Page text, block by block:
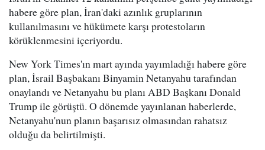
habere göre plan, İran'daki azınlık gruplarının
kullanılmasını ve hükümete karşı protestoların
körüklenmesini içeriyordu.
New York Times'ın mart ayında yayımladığı habere göre
plan, İsrail Başbakanı Binyamin Netanyahu tarafından
onaylandı ve Netanyahu bu planı ABD Başkanı Donald
Trump ile görüştü. O dönemde yayınlanan haberlerde,
Netanyahu'nun planın başarısız olmasından rahatsız
olduğu da belirtilmişti.